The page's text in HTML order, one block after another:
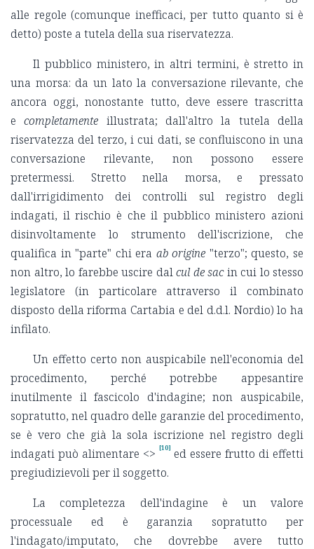
alle regole (comunque inefficaci, per tutto quanto si è
detto) poste a tutela della sua riservatezza.
Il pubblico ministero, in altri termini, è stretto in
una morsa: da un lato la conversazione rilevante, che
ancora oggi, nonostante tutto, deve essere trascritta
ecompletamente illustrata; dall'altro la tutela della
riservatezza del terzo, i cui dati, se confluiscono in una
conversazione rilevante, non possono essere
pretermessi. Stretto nella morsa, e pressato
dall'irrigidimento dei controlli sul registro degli
indagati, il rischio è che il pubblico ministero azioni
disinvoltamente lo strumento dell'iscrizione, che
qualifica in "parte" chi era ab origine "terzo"; questo, se
non altro, lo farebbe uscire dalcul de sacin cui lo stesso
legislatore (in particolare attraverso il combinato
disposto della riforma Cartabia e del d.d.l. Nordio) lo ha
infilato.
Un effetto certo non auspicabile nell'economia del
procedimento, perché potrebbe appesantire
inutilmente il fascicolo d'indagine; non auspicabile,
sopratutto, nel quadro delle garanzie del procedimento,
se è vero che già la sola iscrizione nel registro degli
indagati può alimentare <> [10] ed essere frutto di effetti
pregiudizievoli per il soggetto.
La completezza dell'indagine è un valore
processuale ed è garanzia sopratutto per
l'indagato/imputato, che dovrebbe avere tutto